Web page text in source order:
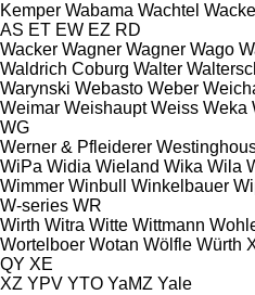
Kemper Wabama Wachtel
AS ET EW EZ RD
Wacker Wagner Wagner Wago
Waldrich Coburg Walter
Warynski Webasto Weber
Weimar Weishaupt Weiss Weka
WG
Werner & Pfleiderer
WiPa Widia Wieland Wika Wila
Wimmer Winbull Winkelbauer
W-series WR
Wirth Witra Witte Wittmann
Wortelboer Wotan Wölfle Würth
QY XE
XZ YPV YTO YaMZ Yale